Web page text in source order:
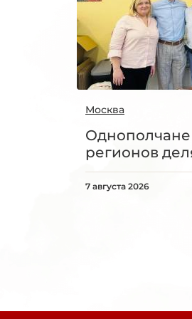
Москва
регионов
7 августа 2026